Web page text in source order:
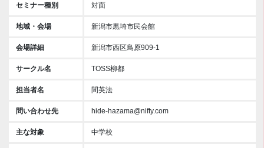
セミナー種別 対面
地域・会場 新潟市黒埼市民会館
会場詳細 新潟市西区鳥原909-1
サークル名 TOSS柳都
担当者名 間英法
問い合わせ先 hide-hazama@nifty.com
主な対象 中学校